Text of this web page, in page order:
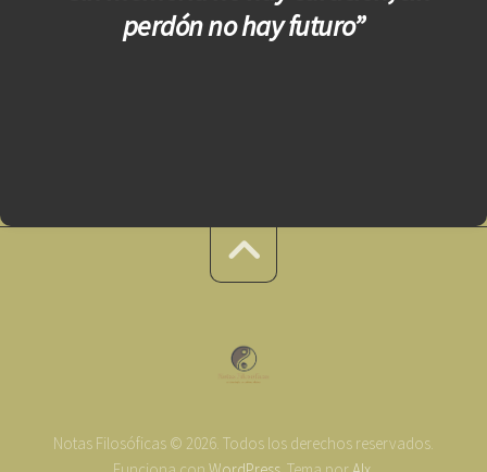
perdón no hay futuro”
Notas Filosóficas © 2026. Todos los derechos reservados.